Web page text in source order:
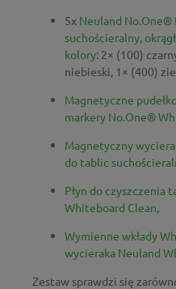
5x Neuland No.One®
suchościeralny,
kolory: 2× (100)
niebieski, 1× (400)
Magnetyczne
markery No.One®
Magnetyczny
do tablic
Płyn do czyszczenia
Whiteboard Clean,
Wymienne wkłady
wycieraka Neuland
Zestaw sprawdzi się